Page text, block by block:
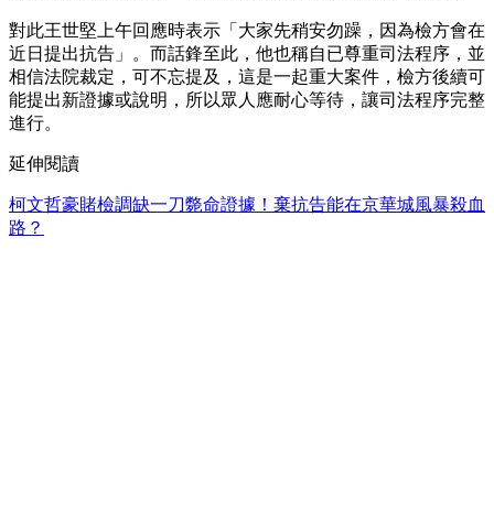
對此王世堅上午回應時表示「大家先稍安勿躁，因為檢方會在
近日提出抗告」。而話鋒至此，他也稱自已尊重司法程序，並
相信法院裁定，可不忘提及，這是一起重大案件，檢方後續可
能提出新證據或說明，所以眾人應耐心等待，讓司法程序完整
進行。
延伸閱讀
柯文哲豪賭檢調缺一刀斃命證據！棄抗告能在京華城風暴殺血
路？